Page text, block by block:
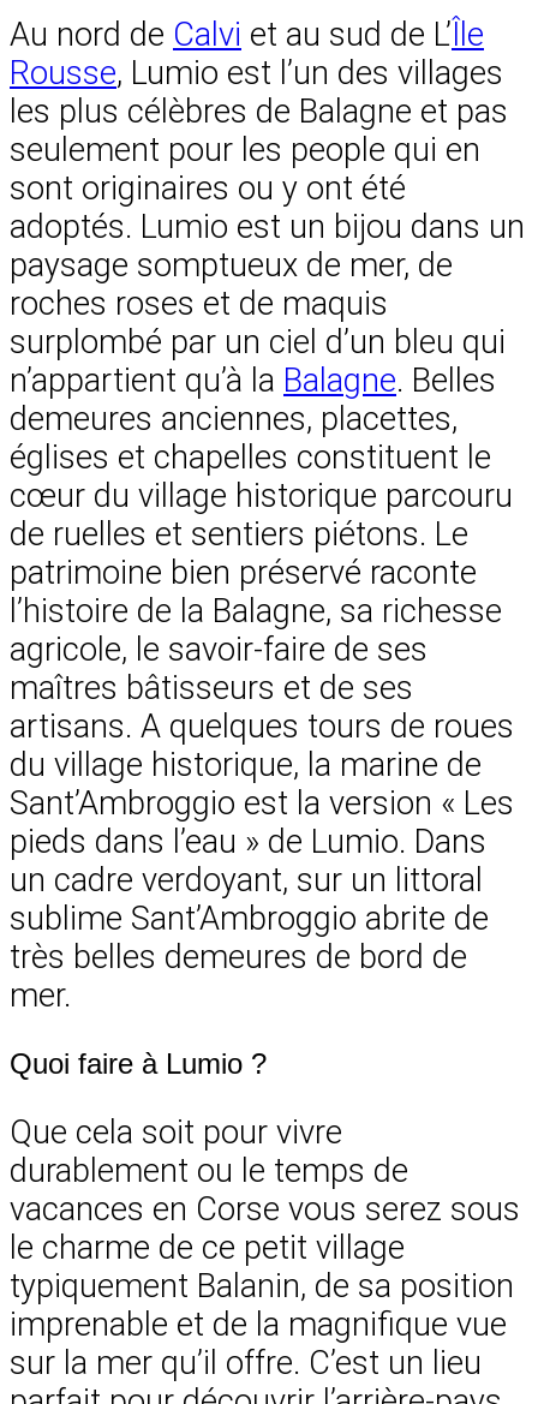
Au nord de Calvi et au sud de L’Île
Rousse, Lumio est l’un des villages
les plus célèbres de Balagne et pas
seulement pour les people qui en
sont originaires ou y ont été
adoptés. Lumio est un bijou dans un
paysage somptueux de mer, de
roches roses et de maquis
surplombé par un ciel d’un bleu qui
n’appartient qu’à la Balagne. Belles
demeures anciennes, placettes,
églises et chapelles constituent le
cœur du village historique parcouru
de ruelles et sentiers piétons. Le
patrimoine bien préservé raconte
l’histoire de la Balagne, sa richesse
agricole, le savoir-faire de ses
maîtres bâtisseurs et de ses
artisans. A quelques tours de roues
du village historique, la marine de
Sant’Ambroggio est la version « Les
pieds dans l’eau » de Lumio. Dans
un cadre verdoyant, sur un littoral
sublime Sant’Ambroggio abrite de
très belles demeures de bord de
mer.
Quoi faire à Lumio ?
Que cela soit pour vivre
durablement ou le temps de
vacances en Corse vous serez sous
le charme de ce petit village
typiquement Balanin, de sa position
imprenable et de la magnifique vue
sur la mer qu’il offre. C’est un lieu